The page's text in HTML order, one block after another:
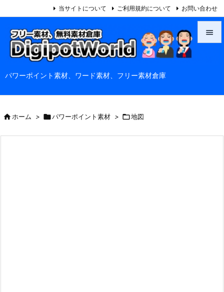
パワーポイント素材、ワード素材、フリー素材倉庫

当サイトについて ご利用規約について お問い合わせ
ホーム > パワーポイント素材 > 地図